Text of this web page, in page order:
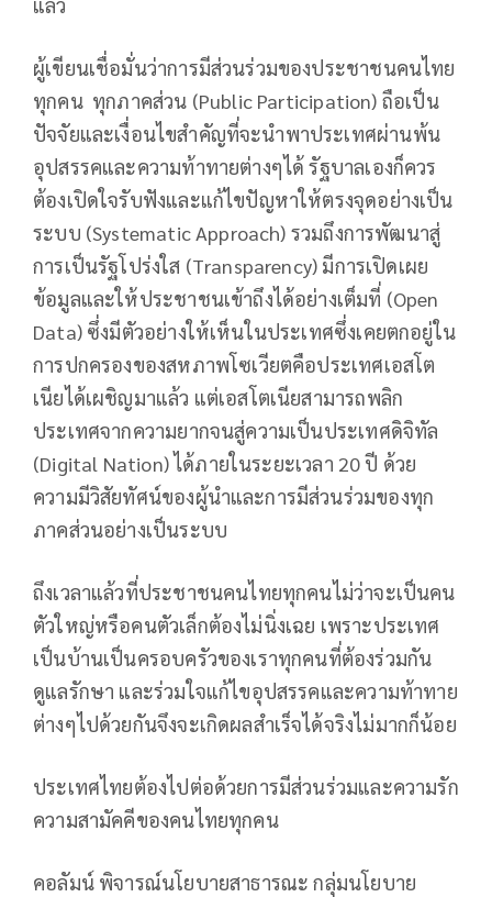
แล้ว
ผู้เขียนเชื่อมั่นว่าการมีส่วนร่วมของประชาชนคนไทย
ทุกคน ทุกภาคส่วน (Public Participation) ถือเป็น
ปัจจัยและเงื่อนไขสำคัญที่จะนำพาประเทศผ่านพ้น
อุปสรรคและความท้าทายต่างๆได้ รัฐบาลเองก็ควร
ต้องเปิดใจรับฟังและแก้ไขปัญหาให้ตรงจุดอย่างเป็น
ระบบ (Systematic Approach) รวมถึงการพัฒนาสู่
การเป็นรัฐโปร่งใส (Transparency) มีการเปิดเผย
ข้อมูลและให้ประชาชนเข้าถึงได้อย่างเต็มที่ (Open
Data) ซึ่งมีตัวอย่างให้เห็นในประเทศซึ่งเคยตกอยู่ใน
การปกครองของสหภาพโซเวียตคือประเทศเอสโต
เนียได้เผชิญมาแล้ว แต่เอสโตเนียสามารถพลิก
ประเทศจากความยากจนสู่ความเป็นประเทศดิจิทัล
(Digital Nation) ได้ภายในระยะเวลา 20 ปี ด้วย
ความมีวิสัยทัศน์ของผู้นำและการมีส่วนร่วมของทุก
ภาคส่วนอย่างเป็นระบบ
ถึงเวลาแล้วที่ประชาชนคนไทยทุกคนไม่ว่าจะเป็นคน
ตัวใหญ่หรือคนตัวเล็กต้องไม่นิ่งเฉย เพราะประเทศ
เป็นบ้านเป็นครอบครัวของเราทุกคนที่ต้องร่วมกัน
ดูแลรักษา และร่วมใจแก้ไขอุปสรรคและความท้าทาย
ต่างๆไปด้วยกันจึงจะเกิดผลสำเร็จได้จริงไม่มากก็น้อย
ประเทศไทยต้องไปต่อด้วยการมีส่วนร่วมและความรัก
ความสามัคคีของคนไทยทุกคน
คอลัมน์ พิจารณ์นโยบายสาธารณะ กลุ่มนโยบาย